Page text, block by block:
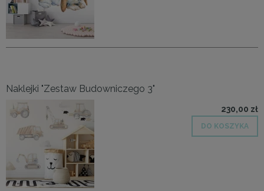
Naklejki "Zestaw Budowniczego 3"
230,00 zł
DO KOSZYKA